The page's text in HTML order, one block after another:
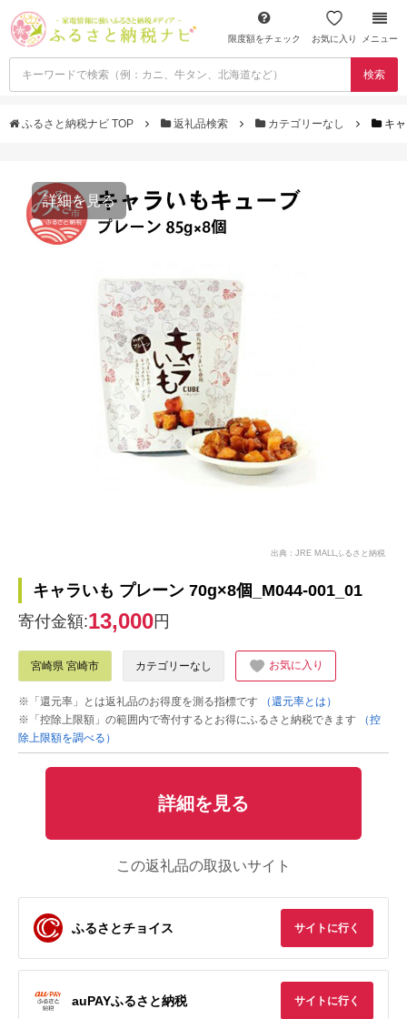
限度額をチェック お気に入り メニュー
検索
ふるさと納税ナビ TOP 返礼品検索 カテゴリーなし キ
詳細を見る
出典：JRE MALLふるさと納税
キャラいも プレーン 70g×8個_M044-001_01
寄付金額:13,000円
宮崎県 宮崎市 カテゴリーなし お気に入り
※「還元率」とは返礼品のお得度を測る指標です
（還元率とは）
※「控除上限額」の範囲内で寄付するとお得にふるさと納税できます
（控
除上限額を調べる）
詳細を見る
この返礼品の取扱いサイト
ふるさとチョイス サイトに行く
auPAYふるさと納税 サイトに行く